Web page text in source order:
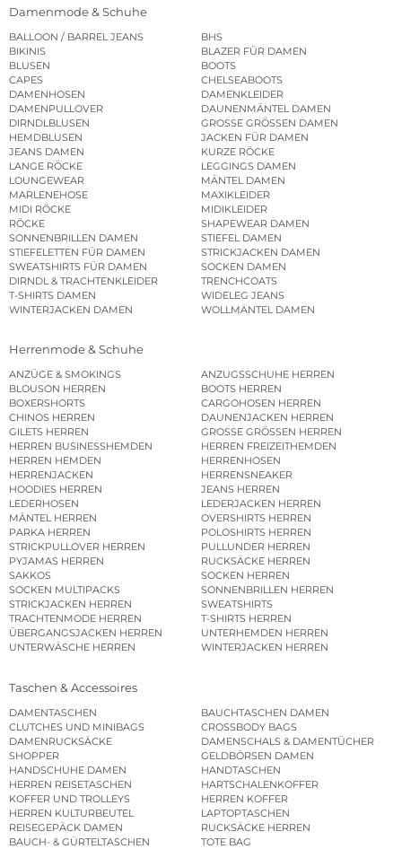
Damenmode & Schuhe
BALLOON / BARREL JEANS
BHS
BIKINIS
BLAZER FÜR DAMEN
BLUSEN
BOOTS
CAPES
CHELSEABOOTS
DAMENHOSEN
DAMENKLEIDER
DAMENPULLOVER
DAUNENMÄNTEL DAMEN
DIRNDLBLUSEN
GROSSE GRÖSSEN DAMEN
HEMDBLUSEN
JACKEN FÜR DAMEN
JEANS DAMEN
KURZE RÖCKE
LANGE RÖCKE
LEGGINGS DAMEN
LOUNGEWEAR
MÄNTEL DAMEN
MARLENEHOSE
MAXIKLEIDER
MIDI RÖCKE
MIDIKLEIDER
RÖCKE
SHAPEWEAR DAMEN
SONNENBRILLEN DAMEN
STIEFEL DAMEN
STIEFELETTEN FÜR DAMEN
STRICKJACKEN DAMEN
SWEATSHIRTS FÜR DAMEN
SOCKEN DAMEN
DIRNDL & TRACHTENKLEIDER
TRENCHCOATS
T-SHIRTS DAMEN
WIDELEG JEANS
WINTERJACKEN DAMEN
WOLLMÄNTEL DAMEN
Herrenmode & Schuhe
ANZÜGE & SMOKINGS
ANZUGSSCHUHE HERREN
BLOUSON HERREN
BOOTS HERREN
BOXERSHORTS
CARGOHOSEN HERREN
CHINOS HERREN
DAUNENJACKEN HERREN
GILETS HERREN
GROSSE GRÖSSEN HERREN
HERREN BUSINESSHEMDEN
HERREN FREIZEITHEMDEN
HERREN HEMDEN
HERRENHOSEN
HERRENJACKEN
HERRENSNEAKER
HOODIES HERREN
JEANS HERREN
LEDERHOSEN
LEDERJACKEN HERREN
MÄNTEL HERREN
OVERSHIRTS HERREN
PARKA HERREN
POLOSHIRTS HERREN
STRICKPULLOVER HERREN
PULLUNDER HERREN
PYJAMAS HERREN
RUCKSÄCKE HERREN
SAKKOS
SOCKEN HERREN
SOCKEN MULTIPACKS
SONNENBRILLEN HERREN
STRICKJACKEN HERREN
SWEATSHIRTS
TRACHTENMODE HERREN
T-SHIRTS HERREN
ÜBERGANGSJACKEN HERREN
UNTERHEMDEN HERREN
UNTERWÄSCHE HERREN
WINTERJACKEN HERREN
Taschen & Accessoires
DAMENTASCHEN
BAUCHTASCHEN DAMEN
CLUTCHES UND MINIBAGS
CROSSBODY BAGS
DAMENRUCKSÄCKE
DAMENSCHALS & DAMENTÜCHER
SHOPPER
GELDBÖRSEN DAMEN
HANDSCHUHE DAMEN
HANDTASCHEN
HERREN REISETASCHEN
HARTSCHALENKOFFER
KOFFER UND TROLLEYS
HERREN KOFFER
HERREN KULTURBEUTEL
LAPTOPTASCHEN
REISEGEPÄCK DAMEN
RUCKSÄCKE HERREN
BAUCH- & GÜRTELTASCHEN
TOTE BAG